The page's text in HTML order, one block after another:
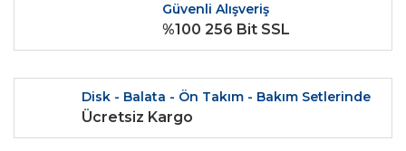
Güvenli Alışveriş
%100 256 Bit SSL
Disk - Balata - Ön Takım - Bakım Setlerinde
Ücretsiz Kargo